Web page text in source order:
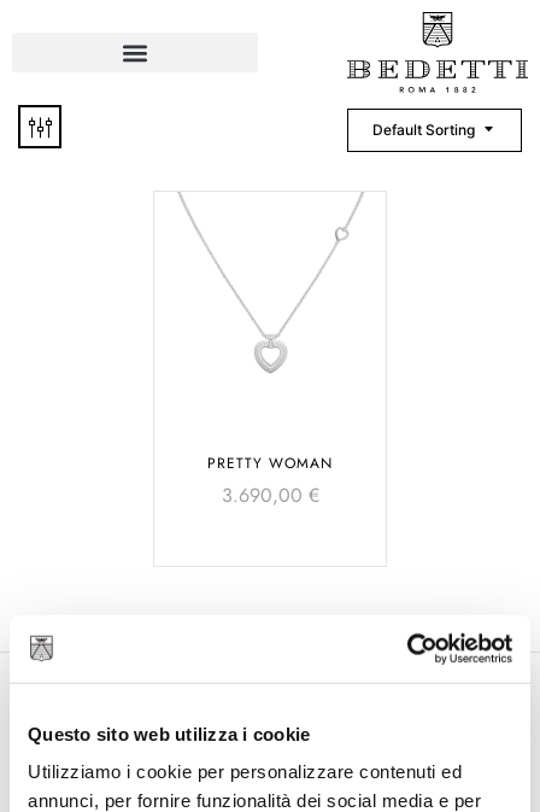
Questo sito web utilizza i cookie
Utilizziamo i cookie per personalizzare contenuti ed
annunci, per fornire funzionalità dei social media e per
Default Sorting
PRETTY WOMAN
3.690,00 €